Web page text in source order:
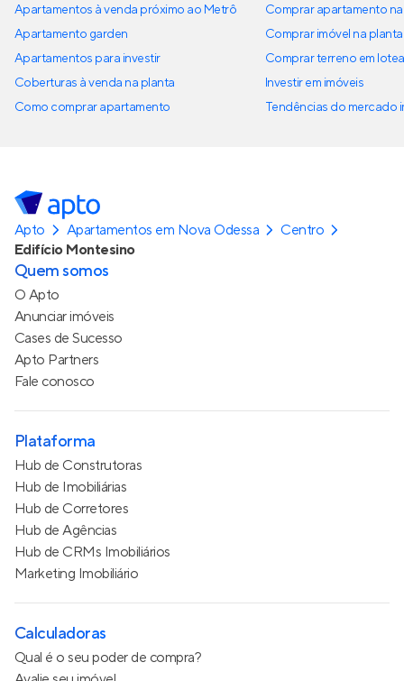
Apartamentos à venda próximo ao Metrô
Apartamento garden
Apartamentos para investir
Coberturas à venda na planta
Como comprar apartamento
Comprar apartamento
Comprar imóvel na planta
Comprar terreno em
Investir em imóveis
Tendências do mercado
Apto Apartamentos em Nova Odessa
Centro
Edifício Montesino
Quem somos
O Apto
Anunciar imóveis
Cases de Sucesso
Apto Partners
Fale conosco
Plataforma
Hub de Construtoras
Hub de Imobiliárias
Hub de Corretores
Hub de Agências
Hub de CRMs Imobiliários
Marketing Imobiliário
Calculadoras
Qual é o seu poder de compra?